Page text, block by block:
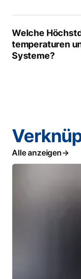
Welche
temperaturen
Systeme?
Alle anzeigen